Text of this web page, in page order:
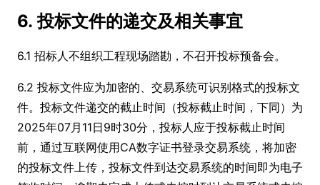
6. 投标文件的递交及相关事宜
6.1 招标人不组织工程现场踏勘，不召开投标预备会。
6.2 投标文件应为加密的、交易系统可识别格式的投标文
件。投标文件递交的截止时间（投标截止时间，下同）为
2025年07月11日9时30分，投标人应于投标截止时间
前，通过互联网使用CA数字证书登录交易系统，将加密
的投标文件上传，投标文件到达交易系统的时间即为电子